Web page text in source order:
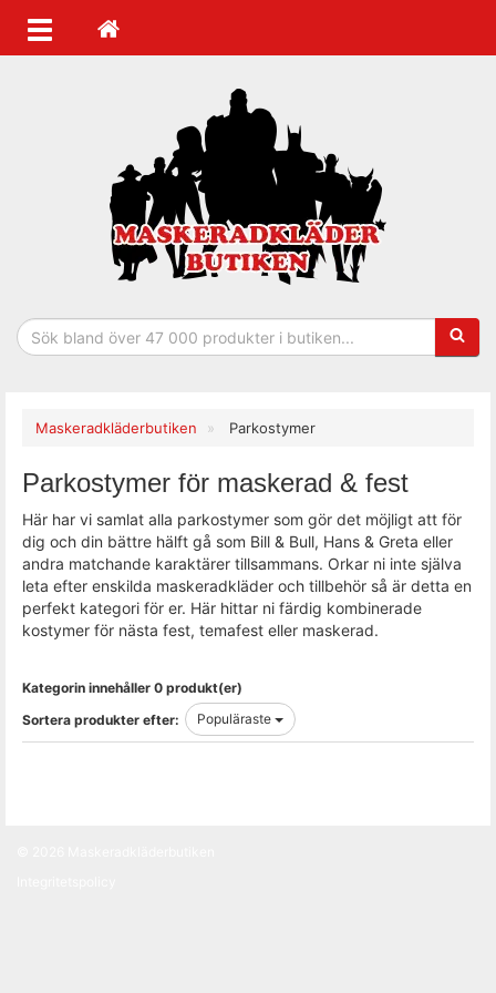
Maskeradkläderbutiken Parkostymer
Parkostymer för maskerad & fest
Här har vi samlat alla parkostymer som gör det möjligt att för
dig och din bättre hälft gå som Bill & Bull, Hans & Greta eller
andra matchande karaktärer tillsammans. Orkar ni inte själva
leta efter enskilda maskeradkläder och tillbehör så är detta en
perfekt kategori för er. Här hittar ni färdig kombinerade
kostymer för nästa fest, temafest eller maskerad.
Kategorin innehåller 0 produkt(er)
Sortera produkter efter:
Populäraste